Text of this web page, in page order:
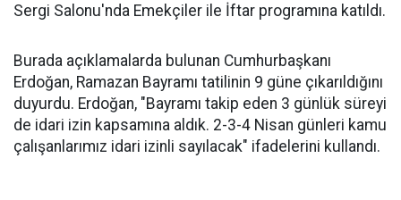
Sergi Salonu'nda Emekçiler ile İftar programına katıldı.
Burada açıklamalarda bulunan Cumhurbaşkanı
Erdoğan, Ramazan Bayramı tatilinin 9 güne çıkarıldığını
duyurdu. Erdoğan, "Bayramı takip eden 3 günlük süreyi
de idari izin kapsamına aldık. 2-3-4 Nisan günleri kamu
çalışanlarımız idari izinli sayılacak" ifadelerini kullandı.